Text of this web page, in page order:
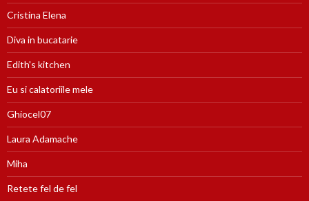
Cristina Elena
Diva in bucatarie
Edith's kitchen
Eu si calatoriile mele
Ghiocel07
Laura Adamache
Miha
Retete fel de fel